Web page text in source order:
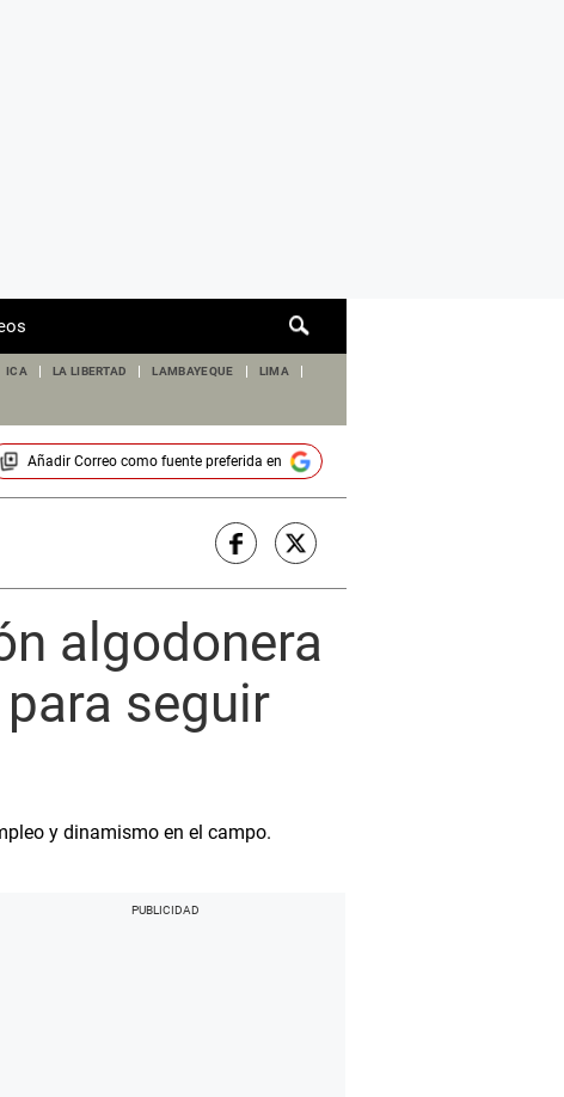
de
ICA LA LIBERTAD LAMBAYEQUE LIMA
Añadir Correocomo fuente preferida en
algodonera
seguir
y dinamismo en el campo.